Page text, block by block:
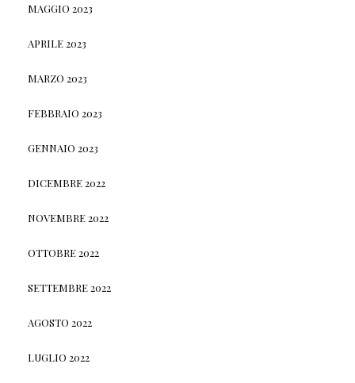
MAGGIO 2023
APRILE 2023
MARZO 2023
FEBBRAIO 2023
GENNAIO 2023
DICEMBRE 2022
NOVEMBRE 2022
OTTOBRE 2022
SETTEMBRE 2022
AGOSTO 2022
LUGLIO 2022